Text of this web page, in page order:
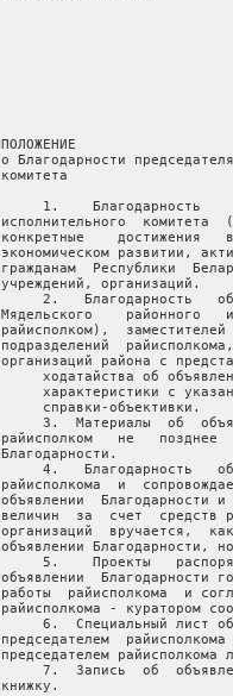
ПОЛОЖЕНИЕ
о Благодарности
комитета
1.    Благодарность
исполнительного  комитета
конкретные    достижения
экономическом развитии,
гражданам  Республики
учреждений, организаций.
2.   Благодарность
Мядельского    районного
райисполком),  заместителей
подразделений
организаций района с
ходатайства об
характеристики с
     справки-объективки.
3.  Материалы  об
райисполком   не
Благодарности.
4.   Благодарность
райисполкома  и
объявлении  Благодарности
величин  за  счет  средств
организаций  вручается,
объявлении Благодарности,
5.    Проекты
объявлении  Благодарности
работы  райисполкома  и
райисполкома - куратором
6.  Специальный лист
председателем
председателем
7.  Запись  об
книжку.